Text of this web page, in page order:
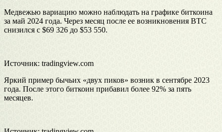
Медвежью вариацию можно наблюдать на графике биткоина
за май 2024 года. Через месяц после ее возникновения BTC
снизился с $69 326 до $53 550.
Источник: tradingview.com
Яркий пример бычьих «двух пиков» возник в сентябре 2023
года. После этого биткоин прибавил более 92% за пять
месяцев.